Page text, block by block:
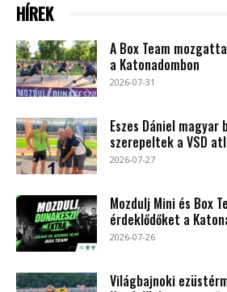
HÍREK
A Box Team
a Katonadombon
2026-07-31
Eszes Dániel magyar
szerepeltek a VSD
2026-07-27
Mozdulj Mini és Box
érdeklődőket a
2026-07-26
Világbajnoki